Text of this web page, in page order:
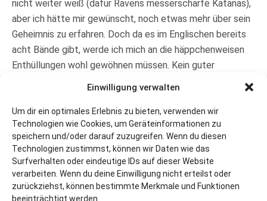
Einwilligung verwalten
Um dir ein optimales Erlebnis zu bieten, verwenden wir
Technologien wie Cookies, um Geräteinformationen zu
speichern und/oder darauf zuzugreifen. Wenn du diesen
Technologien zustimmst, können wir Daten wie das
Surfverhalten oder eindeutige IDs auf dieser Website
verarbeiten. Wenn du deine Einwilligung nicht erteilst oder
zurückziehst, können bestimmte Merkmale und Funktionen
beeinträchtigt werden.
nicht weiter weiß (dafür Ravens messerscharfe Katanas),
aber ich hätte mir gewünscht, noch etwas mehr über sein
Geheimnis zu erfahren. Doch da es im Englischen bereits
acht Bände gibt, werde ich mich an die häppchenweisen
Enthüllungen wohl gewöhnen müssen. Kein guter
Wie schon im Teil zuvor ist auch F.I.E.S. #2 actiongeladen
und bietet beim Lesen viele Wenden und überraschende
Ereignisse auf, die für ein rasantes Tempo sorgen.
Schnelle Szenenwechsel, viele Kämpfe – man fliegt nur
so über die Seiten. Doch trotz der vielen technischen
Details, Maschinen, Kampfflugzeuge und Begriffe aus dem
Netzwerkbereich, bleibt F.I.E.S. verständlich, denn Mark